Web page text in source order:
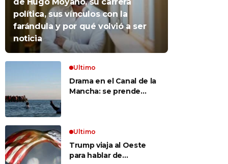
política, sus vínculos con la
farándula y por qué volvió a ser
noticia
Ultimo
Drama en el Canal de la
Mancha: se prende
Ultimo
Trump viaja al Oeste
para hablar de